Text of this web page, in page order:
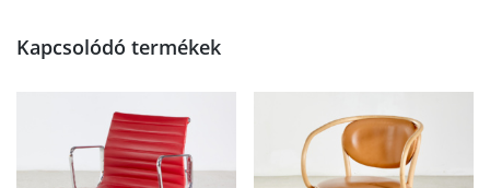
Kapcsolódó termékek